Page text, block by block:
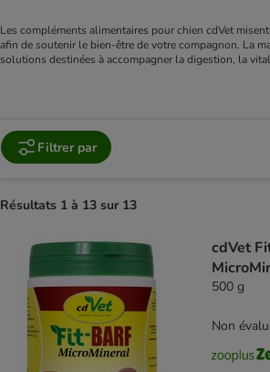
Les compléments alimentaires pour chien cdVet
afin de soutenir le bien-être de votre compagnon. La
solutions destinées à accompagner la digestion, la
Filtrer par
Résultats 1 à 13 sur 13
cdVet
500 g
Non